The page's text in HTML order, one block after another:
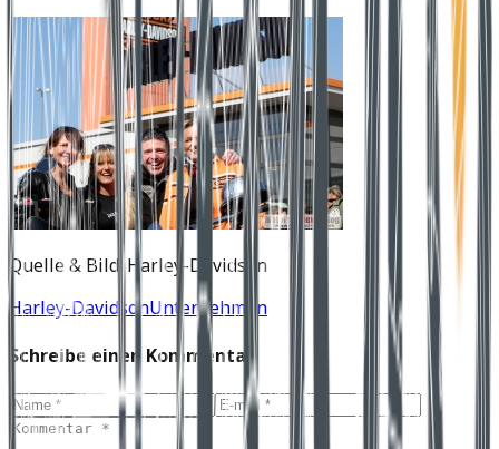
Quelle & Bild: Harley-Davidson
Harley-DavidsonUnternehmen
Schreibe einen Kommentar